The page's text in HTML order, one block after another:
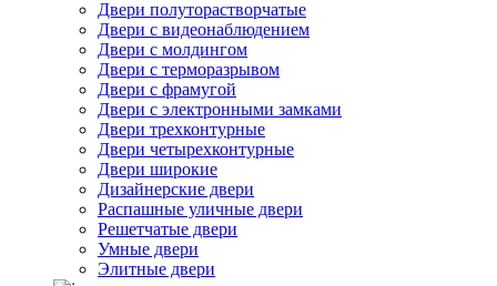
Двери полуторастворчатые
Двери с видеонаблюдением
Двери с молдингом
Двери с терморазрывом
Двери с фрамугой
Двери с электронными замками
Двери трехконтурные
Двери четырехконтурные
Двери широкие
Дизайнерские двери
Распашные уличные двери
Решетчатые двери
Умные двери
Элитные двери